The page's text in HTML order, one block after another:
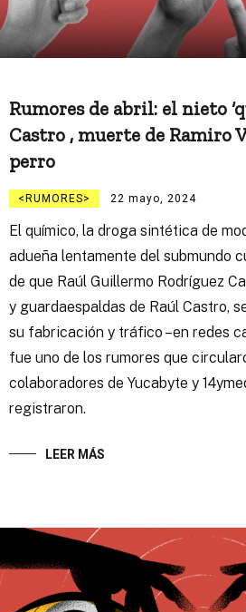
Rumores de abril: el nieto
Castro , muerte de Ramiro
perro
RUMORES 22 mayo, 2024
El químico, la droga sintética de
adueña lentamente del submundo
de que Raúl Guillermo Rodríguez
y guardaespaldas de Raúl Castro,
su fabricación y tráfico –en redes
fue uno de los rumores que
colaboradores de Yucabyte y
registraron.
LEER MÁS